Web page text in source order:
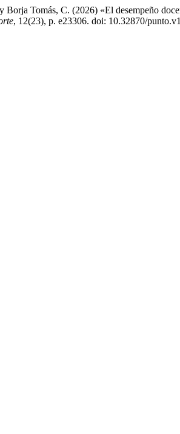
Tomás, C. (2026) «El desempeño
, 12(23), p. e23306. doi: 10.32870/